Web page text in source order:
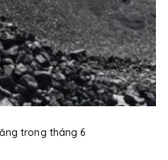
trong tháng 6